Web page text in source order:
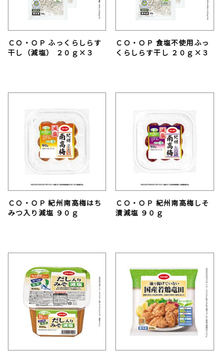
ＣＯ・ＯＰ ふっくらしらす
干し（減塩） ２０ｇ×３
ＣＯ・ＯＰ 食塩不使用ふっ
くらしらす干し ２０ｇ×３
ＣＯ・ＯＰ 紀州南高梅はち
みつ入り減塩 ９０ｇ
ＣＯ・ＯＰ 紀州南高梅しそ
漬減塩 ９０ｇ